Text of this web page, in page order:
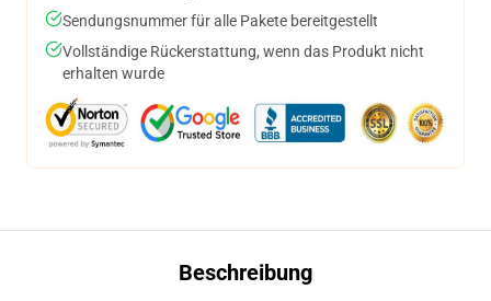
Sendungsnummer für alle Pakete bereitgestellt
Vollständige Rückerstattung, wenn das Produkt nicht
erhalten wurde
Beschreibung